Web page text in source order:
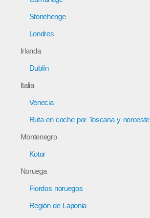
Stonehenge
Londres
Irlanda
Dublín
Italia
Venecia
Ruta en coche por Toscana y noroeste
Montenegro
Kotor
Noruega
Fiordos noruegos
Región de Laponia